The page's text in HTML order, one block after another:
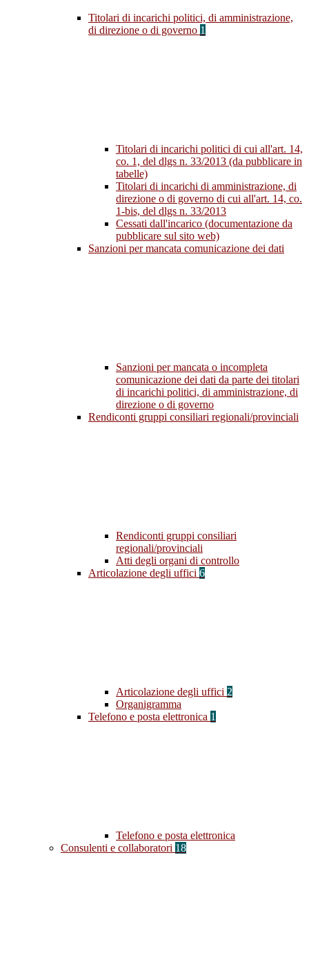
Titolari di incarichi politici, di amministrazione,
di direzione o di governo 1
Titolari di incarichi politici di cui all'art. 14,
co. 1, del dlgs n. 33/2013 (da pubblicare in
tabelle)
Titolari di incarichi di amministrazione, di
direzione o di governo di cui all'art. 14, co.
1-bis, del dlgs n. 33/2013
Cessati dall'incarico (documentazione da
pubblicare sul sito web)
Sanzioni per mancata comunicazione dei dati
Sanzioni per mancata o incompleta
comunicazione dei dati da parte dei titolari
di incarichi politici, di amministrazione, di
direzione o di governo
Rendiconti gruppi consiliari regionali/provinciali
Rendiconti gruppi consiliari
regionali/provinciali
Atti degli organi di controllo
Articolazione degli uffici 6
Articolazione degli uffici 2
Organigramma
Telefono e posta elettronica 1
Telefono e posta elettronica
Consulenti e collaboratori 18